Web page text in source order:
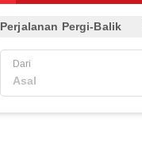
Perjalanan Pergi-Balik
Dari